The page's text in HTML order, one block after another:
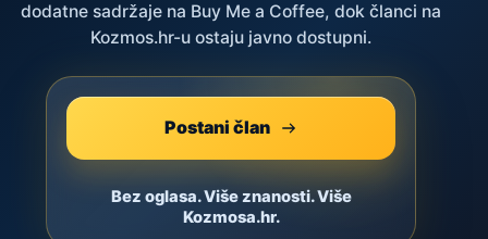
dodatne sadržaje na Buy Me a Coffee, dok članci na
Kozmos.hr-u ostaju javno dostupni.
Postani član
Bez oglasa. Više znanosti. Više
Kozmosa.hr.